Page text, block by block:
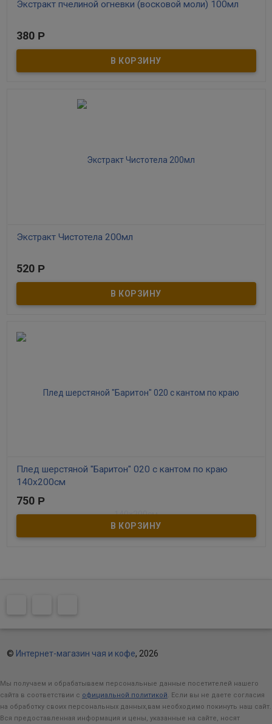
Экстракт пчелиной огневки (восковой моли) 100мл
огневки улучшает кровообращение и состав крови,
способствует омоложению организма, увеличивает
туберкулезной инфекции.
380 Р
Экстракт Чистотела 200мл
болезнями (экзема, псориаз, герпес, дерматит, кожная сыпь).
Чистотел способствуют отделению желчи и мочи, поэтому
полезен при болезнях печени, закупорке желчного пузыря и
желчных путей, а также при различных новообразованиях, раке
фурункулы, выводит бородавки и мозоли. Микроклизмы с
настойкой чистотела окажут обезболивающее и
520 Р
Плед шерстяной "Баритон" 020 с кантом по краю
140х200см
В наличии
Покрывало Баритон шерстяное. Тип шерсти: Новозеландского
кроссбреда. ​Шерстяное покрывало Wooltex отличается высоким
качеством и изысканностью. Большая часть изготавливается из
750 Р
© Интернет-магазин чая и кофе, 2026
Мы получаем и обрабатываем персональные данные посетителей нашего
сайта в соответствии с официальной политикой. Если вы не даете согласия
на обработку своих персональных данных,вам необходимо покинуть наш сайт.
Вся предоставленная информация и цены, указанные на сайте, носят